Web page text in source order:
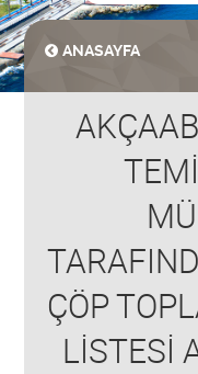
ANASAYFA
ÇÖP
LİSTESİ